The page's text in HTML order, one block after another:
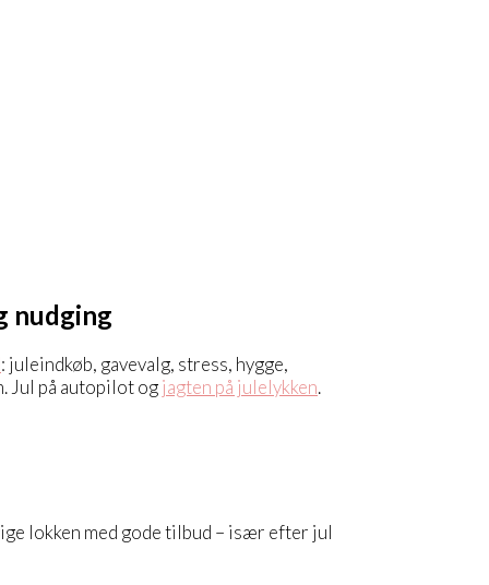
nudging
: juleindkøb, gavevalg, stress, hygge,
Jul på autopilot ogjagten på julelykken.
lokken med gode tilbud – især efter jul